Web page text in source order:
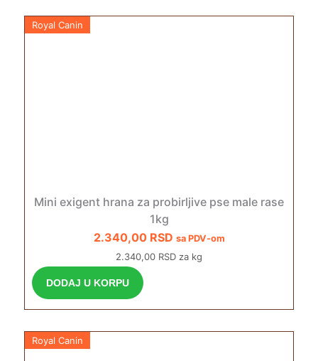
Royal Canin
Mini exigent hrana za probirljive pse male rase
1kg
2.340,00 RSD sa PDV-om
2.340,00 RSD za kg
DODAJ U KORPU
Royal Canin